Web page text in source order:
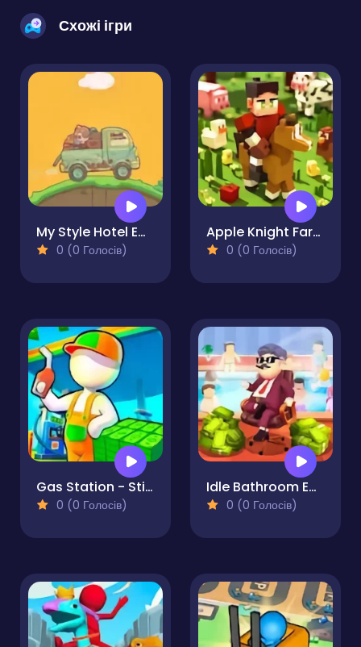
Схожі ігри
My Style Hotel Empire
0 (0 Голосів)
Apple Knight Farmers Market
0 (0 Голосів)
Gas Station - Stick Simulator
0 (0 Голосів)
Idle Bathroom Empire Tycoon
0 (0 Голосів)